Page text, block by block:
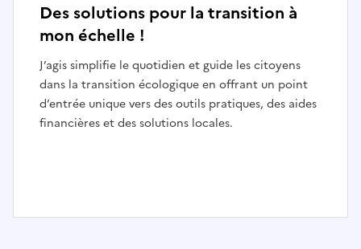
Des solutions pour la transition à
mon échelle !
J’agis simplifie le quotidien et guide les citoyens
dans la transition écologique en offrant un point
d’entrée unique vers des outils pratiques, des aides
financières et des solutions locales.